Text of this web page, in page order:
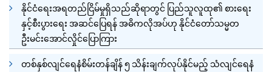
နိုင်ငံရေးအရတည်ငြိမ်မှုရှိသည်ဆိုရာတွင် ပြည်သူလူထု၏ စားရေး
နှင့်စီးပွားရေး အဆင်ပြေရန် အဓိကလိုအပ်ဟု နိုင်ငံတော်သမ္မတ
ဦးမင်းအောင်လှိုင်ပြောကြား
တစ်နှစ်လျင်ရေနံစိမ်းတန်ချိန် ၅ သိန်းချက်လုပ်နိုင်မည့် သံလျင်ရေနံ